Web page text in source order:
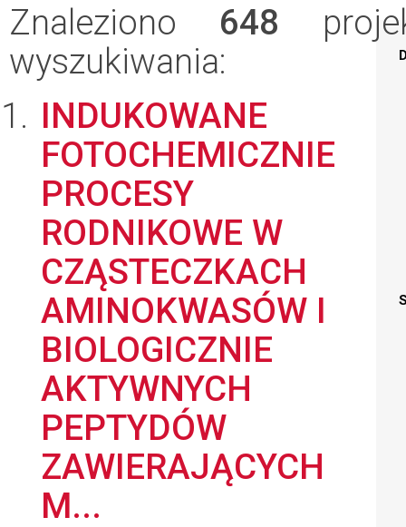
Znaleziono 648
wyszukiwania:
INDUKOWANE
FOTOCHEMICZNIE
PROCESY
RODNIKOWE W
CZĄSTECZKACH
AMINOKWASÓW I
BIOLOGICZNIE
AKTYWNYCH
PEPTYDÓW
ZAWIERAJĄCYCH
M...